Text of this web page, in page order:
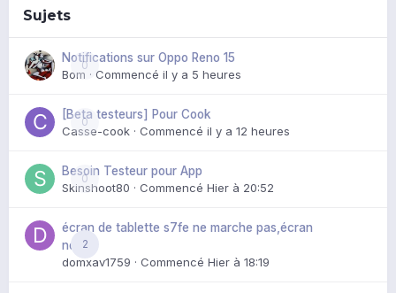
Sujets
0
Notifications sur Oppo Reno 15
Bom · Commencé il y a 5 heures
0
[Beta testeurs] Pour Cook
Casse-cook · Commencé il y a 12 heures
0
Besoin Testeur pour App
Skinshoot80 · Commencé Hier à 20:52
2
écran de tablette s7fe ne marche pas,écran
noir
domxav1759 · Commencé Hier à 18:19